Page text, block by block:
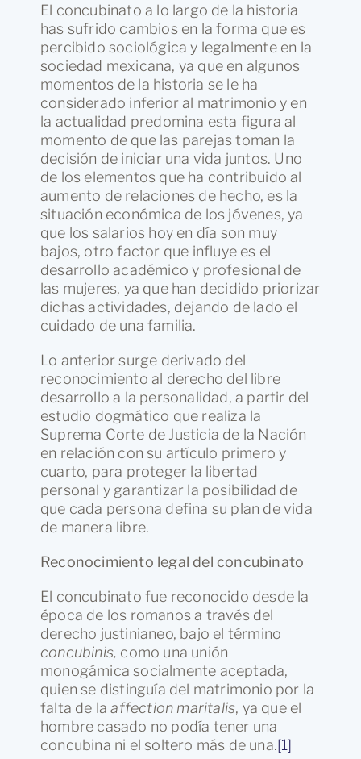
El concubinato a lo largo de la historia
has sufrido cambios en la forma que es
percibido sociológica y legalmente en la
sociedad mexicana, ya que en algunos
momentos de la historia se le ha
considerado inferior al matrimonio y en
la actualidad predomina esta figura al
momento de que las parejas toman la
decisión de iniciar una vida juntos. Uno
de los elementos que ha contribuido al
aumento de relaciones de hecho, es la
situación económica de los jóvenes, ya
que los salarios hoy en día son muy
bajos, otro factor que influye es el
desarrollo académico y profesional de
las mujeres, ya que han decidido priorizar
dichas actividades, dejando de lado el
cuidado de una familia.
Lo anterior surge derivado del
reconocimiento al derecho del libre
desarrollo a la personalidad, a partir del
estudio dogmático que realiza la
Suprema Corte de Justicia de la Nación
en relación con su artículo primero y
cuarto, para proteger la libertad
personal y garantizar la posibilidad de
que cada persona defina su plan de vida
de manera libre.
Reconocimiento legal del concubinato
El concubinato fue reconocido desde la
época de los romanos a través del
derecho justinianeo, bajo el término
concubinis, como una unión
monogámica socialmente aceptada,
quien se distinguía del matrimonio por la
falta de laaffection maritalis, ya que el
hombre casado no podía tener una
concubina ni el soltero más de una.[1]